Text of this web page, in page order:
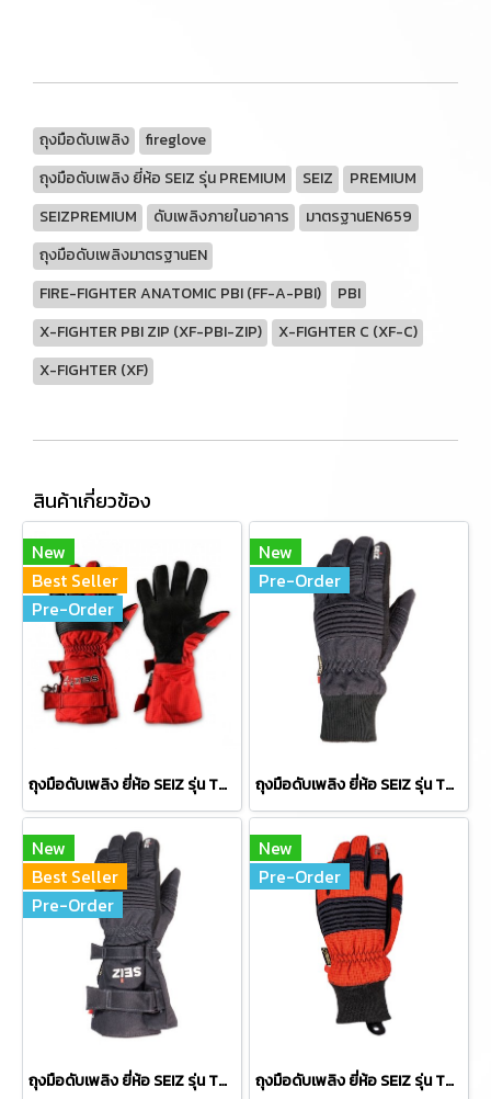
ถุงมือดับเพลิง
fireglove
ถุงมือดับเพลิง ยี่ห้อ SEIZ รุ่น PREMIUM
SEIZ
PREMIUM
SEIZPREMIUM
ดับเพลิงภายในอาคาร
มาตรฐานEN659
ถุงมือดับเพลิงมาตรฐานEN
FIRE-FIGHTER ANATOMIC PBI (FF-A-PBI)
PBI
X-FIGHTER PBI ZIP (XF-PBI-ZIP)
X-FIGHTER C (XF-C)
X-FIGHTER (XF)
สินค้าเกี่ยวข้อง
New
Best Seller
Pre-Order
ถุงมือดับเพลิง ยี่ห้อ SEIZ รุ่น THERMO-FIGHTER RED (TF-RED)
New
Pre-Order
ถุงมือดับเพลิง ยี่ห้อ SEIZ รุ่น THERMO-FIGHTER S (TF-S)
New
Best Seller
Pre-Order
ถุงมือดับเพลิง ยี่ห้อ SEIZ รุ่น THERMO-FIGHTER (TF)
New
Pre-Order
ถุงมือดับเพลิง ยี่ห้อ SEIZ รุ่น THERMO-FIGHTER S RED (TF-S-RED)